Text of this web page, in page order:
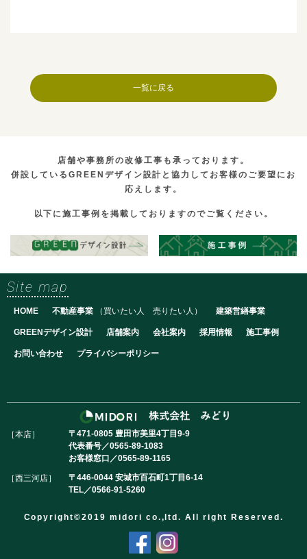
一覧に戻る
店舗や事務所の改修工事も承っております。
併設しているGREENデザイン設計と協力してお客様のご要望にお
応えします。
以下に施工事例を掲載しておりますのでご覧ください。
Site map
HOME 不動産事業 （ 買いたい人 売りたい人 ） 建築営繕事業
GREENデザイン設計 店舗案内 会社案内 採用情報 施工事例
お問い合わせ プライバシーポリシー
［本店］
〒471-0805 豊田市美里4丁目9-9
代表番号／0565-89-1083
お客様窓口／0565-89-1165
［西三河店］
〒446-0044 安城市百石町1丁目6-14
TEL／0566-91-5260
Copyright©2019 midori co.,ltd. All right Reserved.